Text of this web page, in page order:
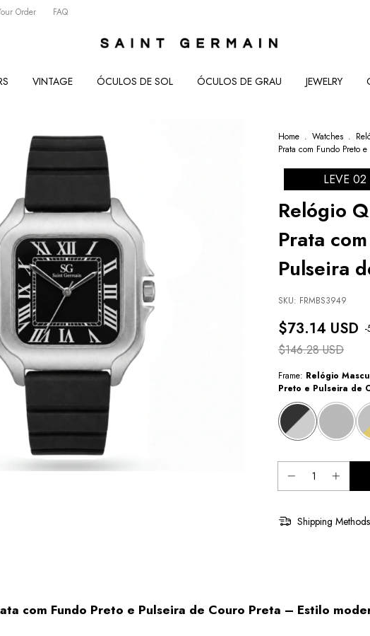
Order FAQ
VINTAGE ÓCULOS DE SOL ÓCULOS DE GRAU JEWELRY
Home . Watches .
Prata com Fundo Preto
LEVE
Relógio
Prata
Pulseira
SKU: FRMBS3949
$73.14 USD -
$146.28 USD
Frame: Relógio
Preto e Pulseira de
Shipping Methods
com Fundo Preto e Pulseira de Couro Preta – Estilo